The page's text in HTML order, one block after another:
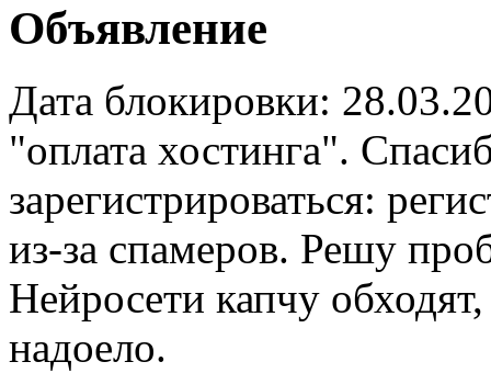
Объявление
Дата блокировки:
"оплата хостинга".
зарегистрироваться:
из-за спамеров. Решу
Нейросети капчу
надоело.